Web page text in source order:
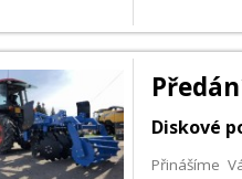
Diskové
Přinášíme